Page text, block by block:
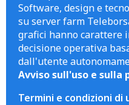
Software, design e
su server farm
grafici hanno carattere
decisione operativa
dall'utente
Avviso sull'uso e
Termini e condizioni di